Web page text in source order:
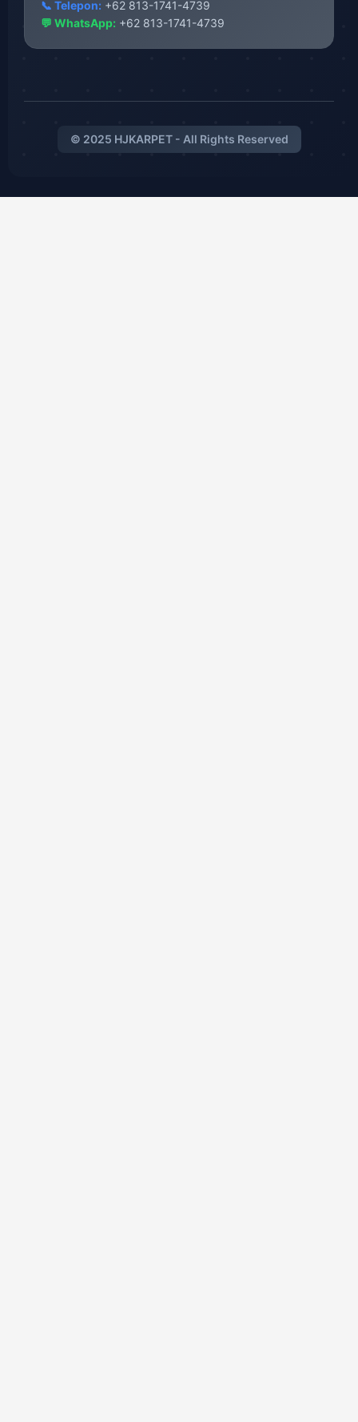
📞 Telepon: +62 813-1741-4739
💬 WhatsApp: +62 813-1741-4739
© 2025 HJKARPET - All Rights Reserved